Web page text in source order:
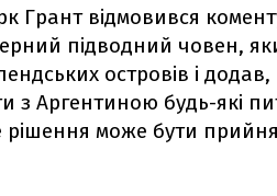
Грант відмовився
підводний човен,
островів і
з Аргентиною будь-які
рішення може бути